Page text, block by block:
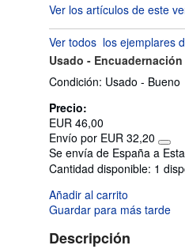
5
5
Ver los artículos de este
Ver todos los ejemplares
Usado -
Condición: Usado - Bueno
Precio:
EUR 46,00
Envío por EUR 32,20
Más
de
Se envía de España a
Cantidad disponible: 1
Añadir al carrito
Guardar para más tarde
Descripción